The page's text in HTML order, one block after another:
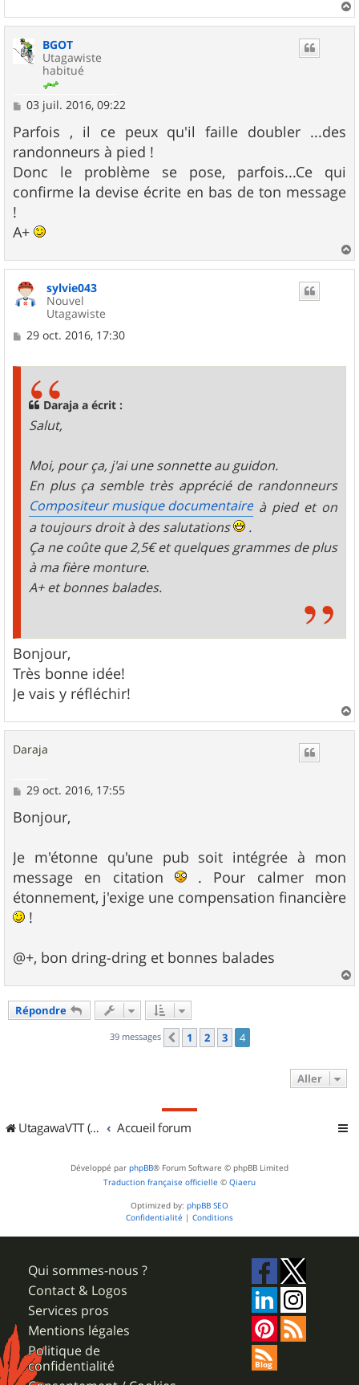
a
BGOT
Utagawiste
habitué
M
s
s
a
g
e
03 juil. 2016, 09:22
Parfois , il ce peux qu'il faille doubler ...des
randonneurs à pied !
Donc le problème se pose, parfois...Ce qui
confirme la devise écrite en bas de ton message
!
A+
a
sylvie043
Nouvel
Utagawiste
M
29 oct. 2016, 17:30
Daraja a écrit :
Salut,
Moi, pour ça, j'ai une sonnette au guidon.
En plus ça semble très apprécié de randonneurs
Compositeur musique documentaire à pied et on
a toujours droit à des salutations
.
Ça ne coûte que 2,5€ et quelques grammes de plus
à ma fière monture.
A+ et bonnes balades.
Bonjour,
Très bonne idée!
Je vais y réfléchir!
a
Daraja
M
s
s
g
e
29 oct. 2016, 17:55
Bonjour,
Je m'étonne qu'une pub soit intégrée à mon
message en citation
. Pour calmer mon
étonnement, j'exige une compensation financière
!
@+, bon dring-dring et bonnes balades
a
Répondre
39 messages Précédent
1 2 3 4
Aller
UtagawaVTT (Randos VTT et VTTAE avec traces GPS) Accueil forum
Développé par phpBB® Forum Software © phpBB Limited
Traduction française officielle © Qiaeru
Optimized by: phpBB SEO
Confidentialité | Conditions
Qui sommes-nous ?
Contact & Logos
Services pros
Mentions légales
Politique de
confidentialité